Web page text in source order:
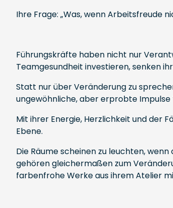
Ihre Frage: „Was, wenn Arbeitsfreude
Führungskräfte haben nicht nur
Teamgesundheit investieren, senken
Statt nur über Veränderung zu
ungewöhnliche, aber erprobte
Mit ihrer Energie, Herzlichkeit und der
Ebene.
Die Räume scheinen zu leuchten,
gehören gleichermaßen zum
farbenfrohe Werke aus ihrem Atelier